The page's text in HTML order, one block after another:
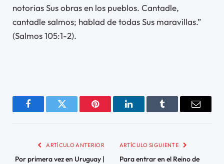
notorias Sus obras en los pueblos. Cantadle,
cantadle salmos; hablad de todas Sus maravillas.”
(Salmos 105:1-2).
FacebookTwitter Pinterest LinkedInTumblr Email
ARTÍCULO ANTERIOR
Por primera vez en Uruguay |
ARTÍCULO SIGUIENTE
Para entrar en el Reino de